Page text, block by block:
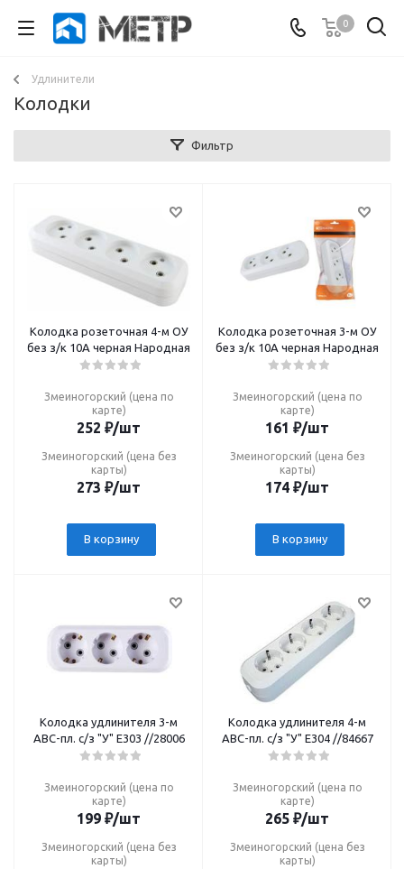
0
Удлинители
Колодки
Фильтр
Колодка розеточная 4-м ОУ
без з/к 10А черная Народная
Змеиногорский (цена по
карте)
252 ₽/шт
Змеиногорский (цена без
карты)
273 ₽/шт
В корзину
Колодка розеточная 3-м ОУ
без з/к 10А черная Народная
Змеиногорский (цена по
карте)
161 ₽/шт
Змеиногорский (цена без
карты)
174 ₽/шт
В корзину
Колодка удлинителя 3-м
АВС-пл. с/з "У" Е303 //28006
Змеиногорский (цена по
карте)
199 ₽/шт
Змеиногорский (цена без
карты)
Колодка удлинителя 4-м
АВС-пл. с/з "У" Е304 //84667
Змеиногорский (цена по
карте)
265 ₽/шт
Змеиногорский (цена без
карты)